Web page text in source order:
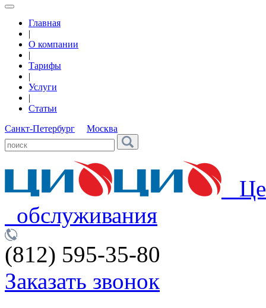
Главная
|
О компании
|
Тарифы
|
Услуги
|
Статьи
Санкт-Петербург
Москва
обслуживания
(812) 595-35-80
Заказать звонок